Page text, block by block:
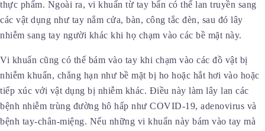
thực phẩm. Ngoài ra, vi khuẩn từ tay bẩn có thể lan truyền sang
các vật dụng như tay nắm cửa, bàn, công tắc đèn, sau đó lây
nhiễm sang tay người khác khi họ chạm vào các bề mặt này.
Vi khuẩn cũng có thể bám vào tay khi chạm vào các đồ vật bị
nhiễm khuẩn, chẳng hạn như bề mặt bị ho hoặc hắt hơi vào hoặc
tiếp xúc với vật dụng bị nhiễm khác. Điều này làm lây lan các
bệnh nhiễm trùng đường hô hấp như COVID-19, adenovirus và
bệnh tay-chân-miệng. Nếu những vi khuẩn này bám vào tay mà